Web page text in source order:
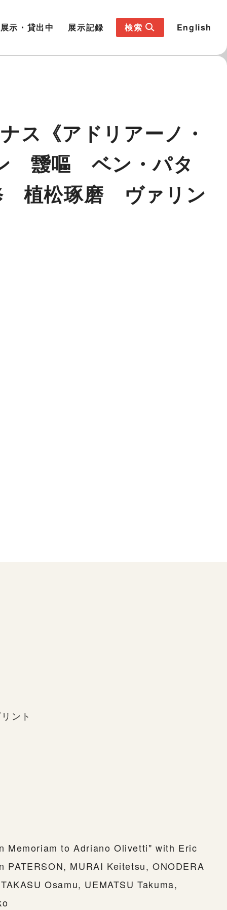
展示・貸出中 展示記録 検索 English
ス《アドリアーノ・
靉嘔 ベン・パタ
植松琢磨 ヴァリン
ント
Memoriam to Adriano Olivetti" with Eric
PATERSON, MURAI Keitetsu, ONODERA
Osamu, UEMATSU Takuma,